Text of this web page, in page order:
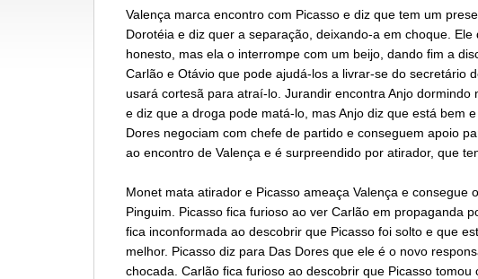
Valença marca encontro com Picasso e diz que tem um
Dorotéia e diz quer a separação, deixando-a em choque. Ele
honesto, mas ela o interrompe com um beijo, dando fim a
Carlão e Otávio que pode ajudá-los a livrar-se do secretário
usará cortesã para atraí-lo. Jurandir encontra Anjo dormindo
e diz que a droga pode matá-lo, mas Anjo diz que está bem
Dores negociam com chefe de partido e conseguem apoio
ao encontro de Valença e é surpreendido por atirador, que
Monet mata atirador e Picasso ameaça Valença e consegue
Pinguim. Picasso fica furioso ao ver Carlão em propaganda
fica inconformada ao descobrir que Picasso foi solto e que
melhor. Picasso diz para Das Dores que ele é o novo
chocada. Carlão fica furioso ao descobrir que Picasso tomou